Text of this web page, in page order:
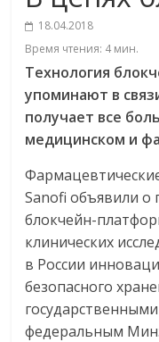
18.04.2018
Время чтения: 4 мин.
Технология
упоминают в
получает все
медицинском и
Sanofi объявили о
блокчейн-
клинических
в России
безопасного
федеральным